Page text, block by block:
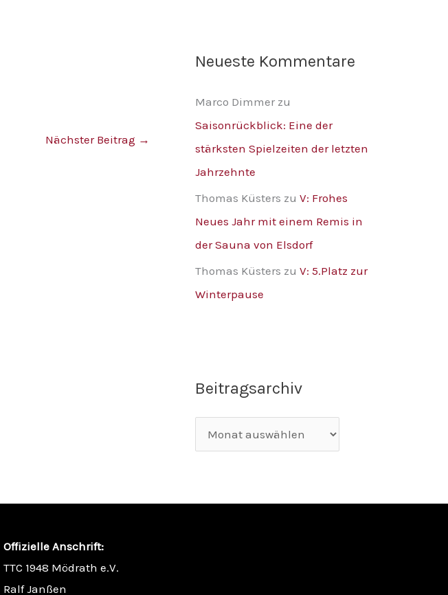
Nächster Beitrag →
Neueste Kommentare
Marco Dimmer zu
Saisonrückblick: Eine der
stärksten Spielzeiten der letzten
Jahrzehnte
Thomas Küsters zu V: Frohes
Neues Jahr mit einem Remis in
der Sauna von Elsdorf
Thomas Küsters zu V: 5.Platz zur
Winterpause
Beitragsarchiv
Offizielle Anschrift:
TTC 1948 Mödrath e.V.
Ralf Janßen